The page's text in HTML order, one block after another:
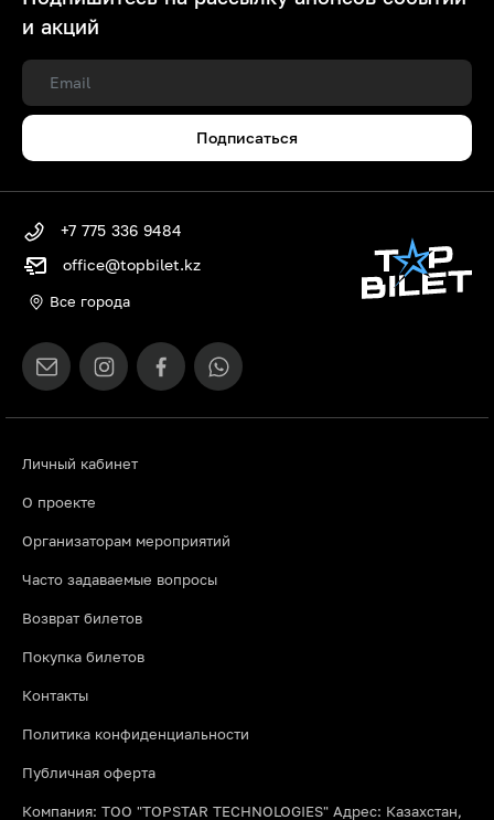
и акций
Подписаться
Личный кабинет
О проекте
Организаторам мероприятий
Часто задаваемые вопросы
Возврат билетов
Покупка билетов
Контакты
Политика конфиденциальности
Публичная оферта
Компания: ТОО "TOPSTAR TECHNOLOGIES" Адрес: Казахстан,
+7 775 336 9484
office@topbilet.kz
Все города